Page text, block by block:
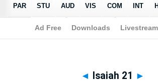
Biblia>Dutch Staten Vertaling > Isaiah 21
◄ Isaiah 21 ►